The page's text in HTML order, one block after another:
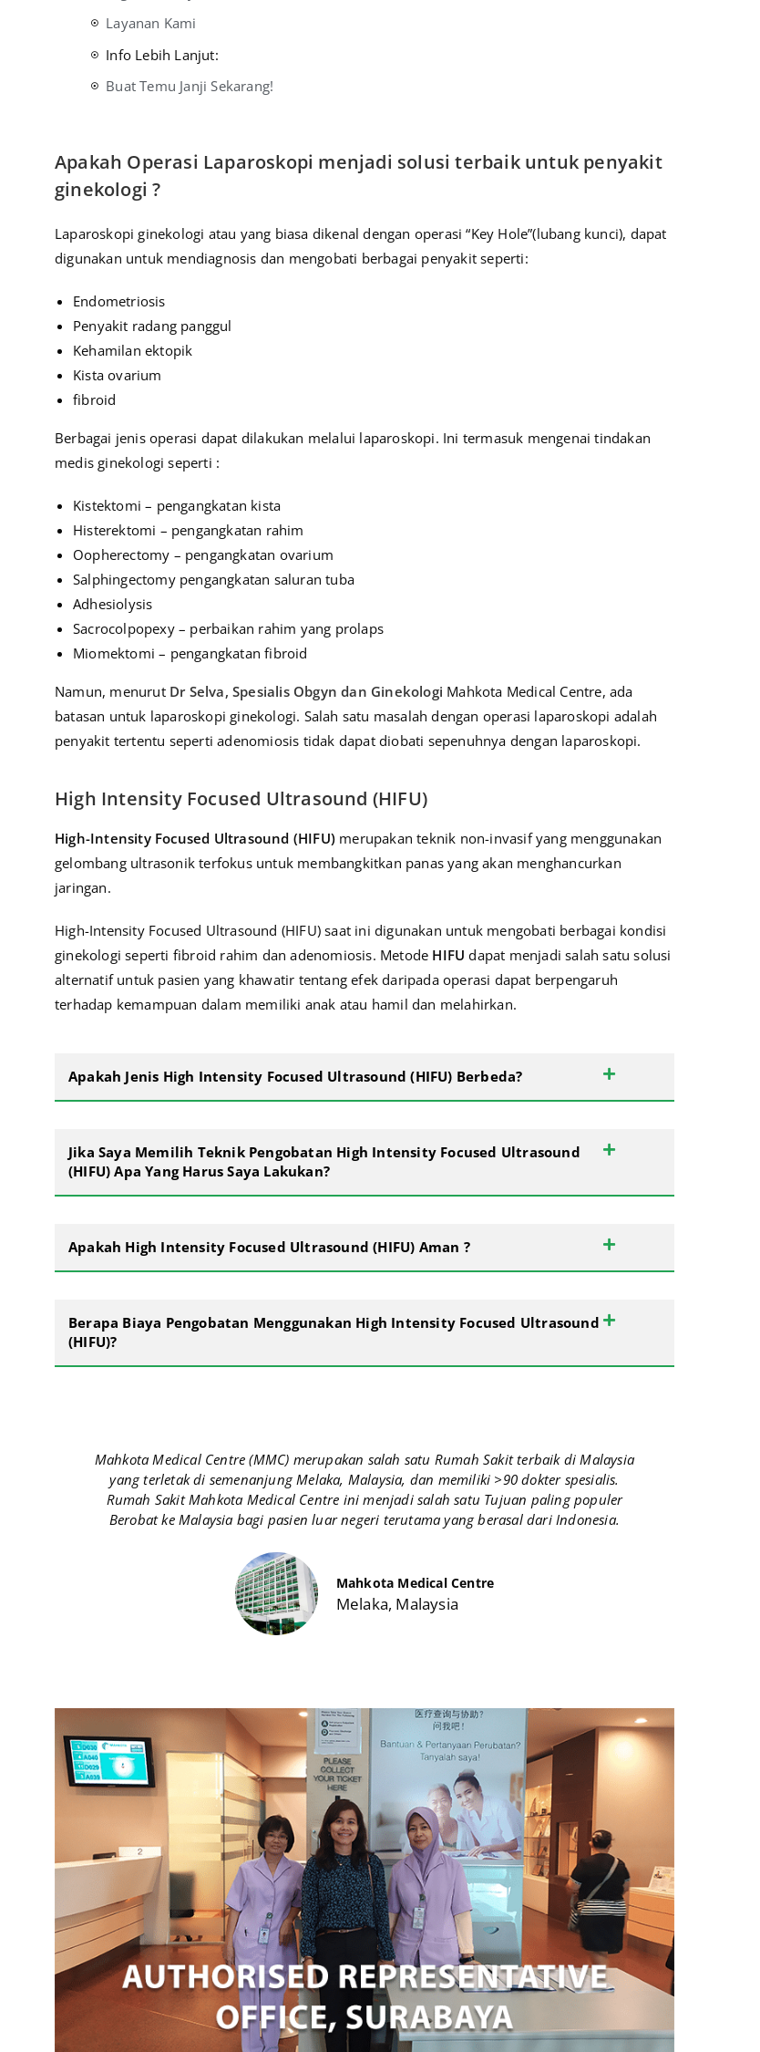
Layanan Kami
Info Lebih Lanjut:
Buat Temu Janji Sekarang!
Apakah Operasi Laparoskopi menjadi solusi terbaik untuk penyakit
ginekologi ?
Laparoskopi ginekologi atau yang biasa dikenal dengan operasi “Key Hole”(lubang kunci), dapat
digunakan untuk mendiagnosis dan mengobati berbagai penyakit seperti:
Endometriosis
Penyakit radang panggul
Kehamilan ektopik
Kista ovarium
fibroid
Berbagai jenis operasi dapat dilakukan melalui laparoskopi. Ini termasuk mengenai tindakan
medis ginekologi seperti :
Kistektomi – pengangkatan kista
Histerektomi – pengangkatan rahim
Oopherectomy – pengangkatan ovarium
Salphingectomy pengangkatan saluran tuba
Adhesiolysis
Sacrocolpopexy – perbaikan rahim yang prolaps
Miomektomi – pengangkatan fibroid
Namun, menurut Dr Selva, Spesialis Obgyn dan Ginekologi Mahkota Medical Centre, ada
batasan untuk laparoskopi ginekologi. Salah satu masalah dengan operasi laparoskopi adalah
penyakit tertentu seperti adenomiosis tidak dapat diobati sepenuhnya dengan laparoskopi.
High Intensity Focused Ultrasound (HIFU)
High-Intensity Focused Ultrasound (HIFU) merupakan teknik non-invasif yang menggunakan
gelombang ultrasonik terfokus untuk membangkitkan panas yang akan menghancurkan
jaringan.
High-Intensity Focused Ultrasound (HIFU) saat ini digunakan untuk mengobati berbagai kondisi
ginekologi seperti fibroid rahim dan adenomiosis. Metode HIFUdapat menjadi salah satu solusi
alternatif untuk pasien yang khawatir tentang efek daripada operasi dapat berpengaruh
terhadap kemampuan dalam memiliki anak atau hamil dan melahirkan.
Apakah Jenis High Intensity Focused Ultrasound (HIFU) Berbeda?
Jika Saya Memilih Teknik Pengobatan High Intensity Focused Ultrasound
(HIFU) Apa Yang Harus Saya Lakukan?
Apakah High Intensity Focused Ultrasound (HIFU) Aman ?
Berapa Biaya Pengobatan Menggunakan High Intensity Focused Ultrasound
(HIFU)?
Mahkota Medical Centre (MMC) merupakan salah satu Rumah Sakit terbaik di Malaysia
yang terletak di semenanjung Melaka, Malaysia, dan memiliki >90 dokter spesialis.
Rumah Sakit Mahkota Medical Centre ini menjadi salah satu Tujuan paling populer
Berobat ke Malaysia bagi pasien luar negeri terutama yang berasal dari Indonesia.
Mahkota Medical Centre
Melaka, Malaysia